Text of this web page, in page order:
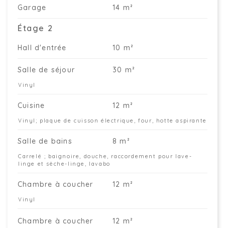
Garage 14 m²
Étage 2
Hall d'entrée 10 m²
Salle de séjour 30 m²
Vinyl
Cuisine 12 m²
Vinyl; plaque de cuisson électrique, four, hotte aspirante
Salle de bains 8 m²
Carrelé ; baignoire, douche, raccordement pour lave-
linge et sèche-linge, lavabo
Chambre à coucher 12 m²
Vinyl
Chambre à coucher 12 m²